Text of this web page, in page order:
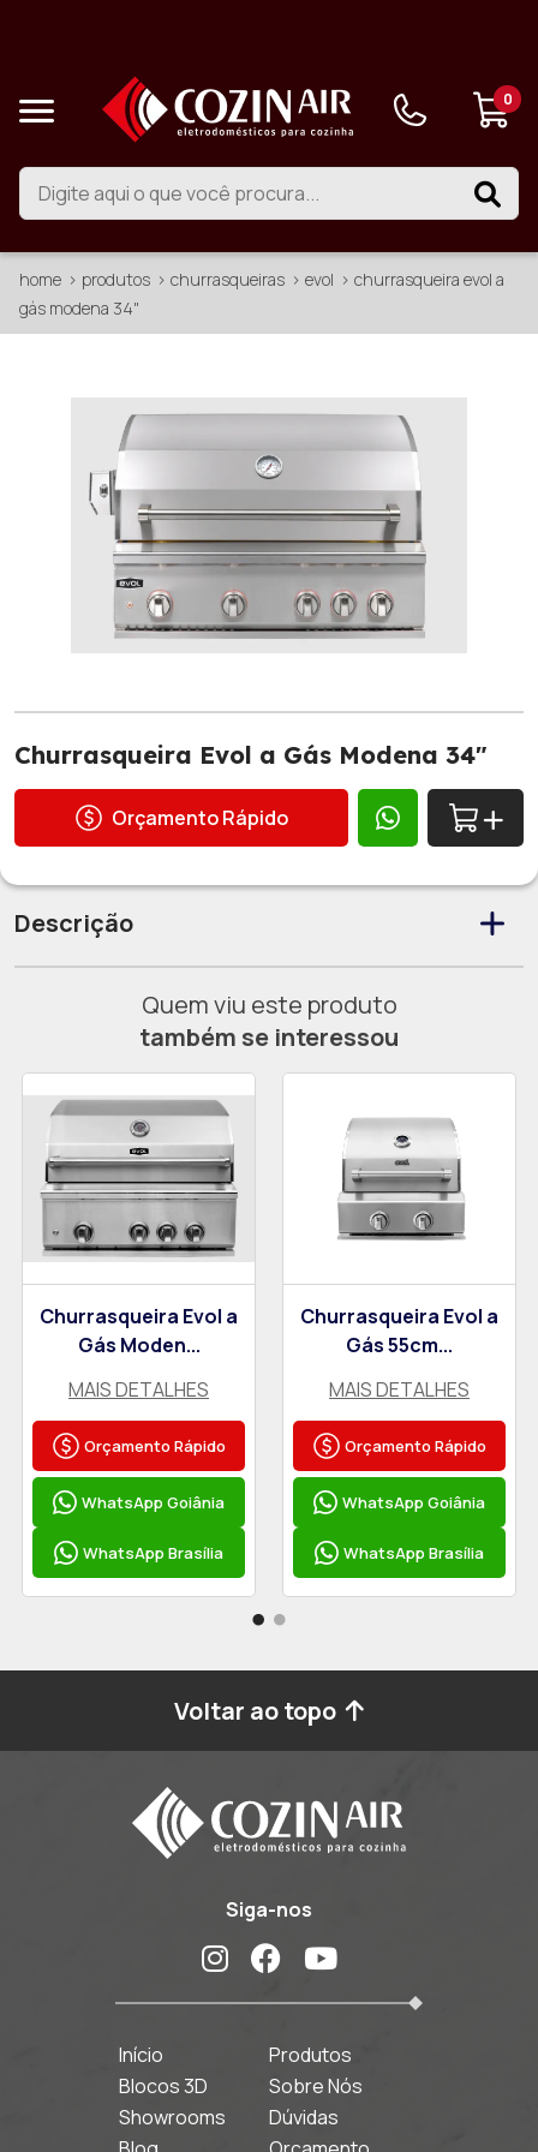
0
home produtos churrasqueiras evol
churrasqueira evol a
gás modena 34"
Churrasqueira Evol a Gás Modena 34"
Orçamento Rápido
Descrição
Quem viu este produto
também se interessou
Churrasqueira Evol a
Gás Moden...
MAIS DETALHES
Orçamento Rápido
WhatsApp Goiânia
WhatsApp Brasília
Churrasqueira Evol a
Gás 55cm...
MAIS DETALHES
Orçamento Rápido
WhatsApp Goiânia
WhatsApp Brasília
Voltar ao topo
Siga-nos
Início
Produtos
Blocos 3D
Sobre Nós
Showrooms
Dúvidas